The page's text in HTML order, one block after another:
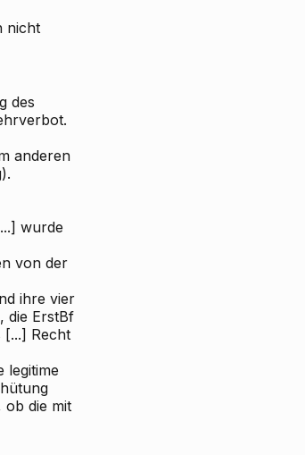
nicht
des
anderen
wurde
von der
ihre vier
die ErstBf
[...] Recht
legitime
ob die mit